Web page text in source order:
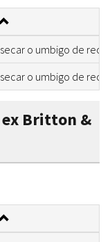
o umbigo de
o umbigo de
Britton &